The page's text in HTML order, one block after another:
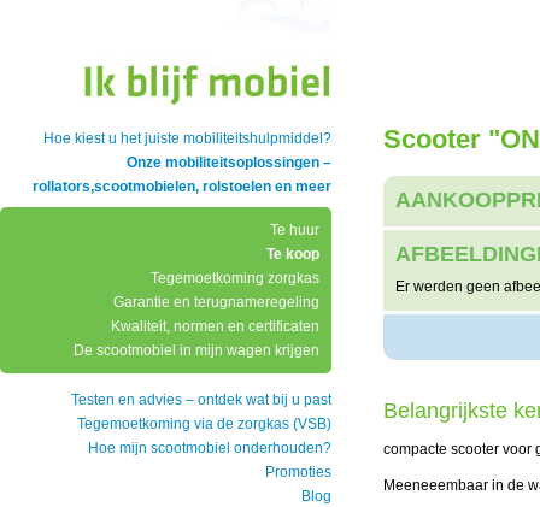
Hoe kiest u het juiste mobiliteitshulpmiddel?
Onze mobiliteitsoplossingen –
rollators,scootmobielen, rolstoelen en meer
Te huur
Te koop
Tegemoetkoming zorgkas
Garantie en terugnameregeling
Kwaliteit, normen en certificaten
De scootmobiel in mijn wagen krijgen
Testen en advies – ontdek wat bij u past
Tegemoetkoming via de zorgkas (VSB)
Hoe mijn scootmobiel onderhouden?
Promoties
Blog
Scooter
Er werden geen
Belangrijkste
compacte scooter voor
Meeneeembaar in de